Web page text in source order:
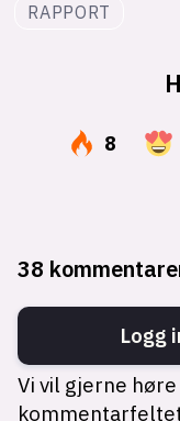
RAPPORT